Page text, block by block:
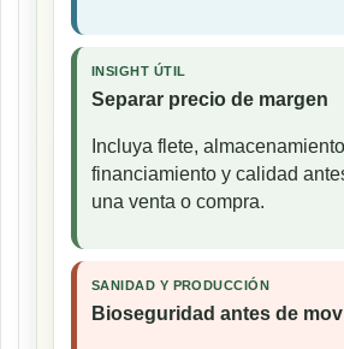
INSIGHT ÚTIL
Separar precio de margen
Incluya flete,
financiamiento y calidad
una venta o compra.
SANIDAD Y PRODUCCIÓN
Bioseguridad antes de